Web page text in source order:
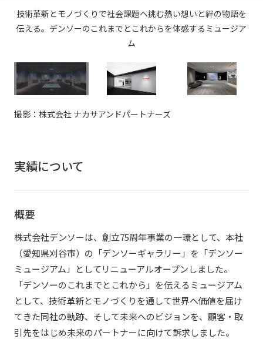
IRライブラリ
株式情報
コーポレートガバナンス
IRカレンダー
IRニュース
サステナビリティ経営
マテリアリティ
ESGの取り組み：S（社会）
サステナビリティデータ
お知らせ
ニュースリリース
丹青ノオト
協力会社/デザインパートナーの皆さまへ
お問い合わせ
特定個人情報の適正な取扱いに関する基本方針
ソーシャルメディアポリシー
マルチステークホルダー方針
© TANSEISHA Co., Ltd.
Language 日本語English简体中文
技術革新とモノづくりで社会課題へ挑む熱い想いと絆の物語を
伝える。デンソーのこれまでとこれからを体感するミュージア
ム
撮影：株式会社 ナカサアンドパートナーズ
実績について
概要
株式会社デンソーは、創立75周年事業の一環として、本社
（愛知県刈谷市）の「デンソーギャラリー」を「デンソー
ミュージアム」としてリニューアルオープンしました。
「デンソーのこれまでとこれから」を伝えるミュージアム
として、技術革新とモノづくりを通して世界へ価値を届け
てきた同社の軌跡、そして未来へのビジョンを、顧客・取
引先をはじめ未来のパートナーに向けて訴求しました。